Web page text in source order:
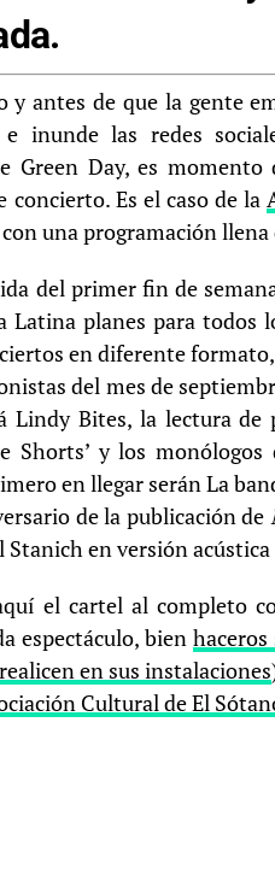
y antes de que la gente
inunde las redes
Green Day, es
concierto. Es el caso de la
una programación
del primer fin de
Latina planes para todos
en diferente
del mes de
Lindy Bites, la lectura
Shorts’ y los
en llegar serán La
de la publicación de
Stanich en versión
el cartel al completo
espectáculo, bien
en sus instalaciones
Cultural de El